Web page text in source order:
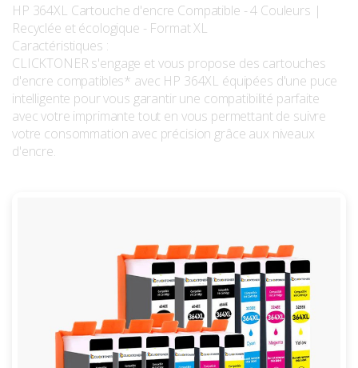
HP 364XL Cartouche d'encre Compatible - 4 Couleurs |
Recyclée et écologique - Format XL
Caractéristiques :
CLICKTONER s'engage et vous propose des cartouches
d'encre compatibles* avec HP 364XL équipées d'une puce
intelligente pour vous garantir une compatibilité parfaite
avec votre imprimante tout en vous permettant de suivre
votre consommation avec précision grâce aux niveaux
d'encre.